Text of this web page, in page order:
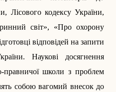
Лісового кодексу України,
світ», «Про охорону
відповідей на запити
Наукові досягнення
правничої школи з проблем
собою вагомий внесок до